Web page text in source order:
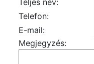
Teljes név:
Telefon:
E-mail:
Megjegyzés: